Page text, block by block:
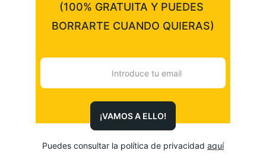
(100% GRATUITA Y PUEDES
BORRARTE CUANDO QUIERAS)
¡VAMOS A ELLO!
Puedes consultar la política de privacidad aquí